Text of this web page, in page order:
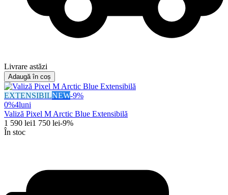
Livrare astăzi
Adaugă în coș
EXTENSIBILNEW-9%
0%4luni
Valiză Pixel M Arctic Blue Extensibilă
1 590 lei1 750 lei-9%
În stoc